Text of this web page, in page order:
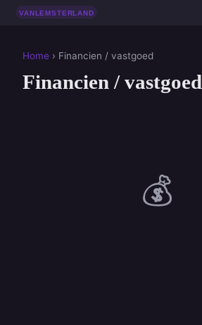
Home › Financien / vastgoed
Financien / vastgoed
💰